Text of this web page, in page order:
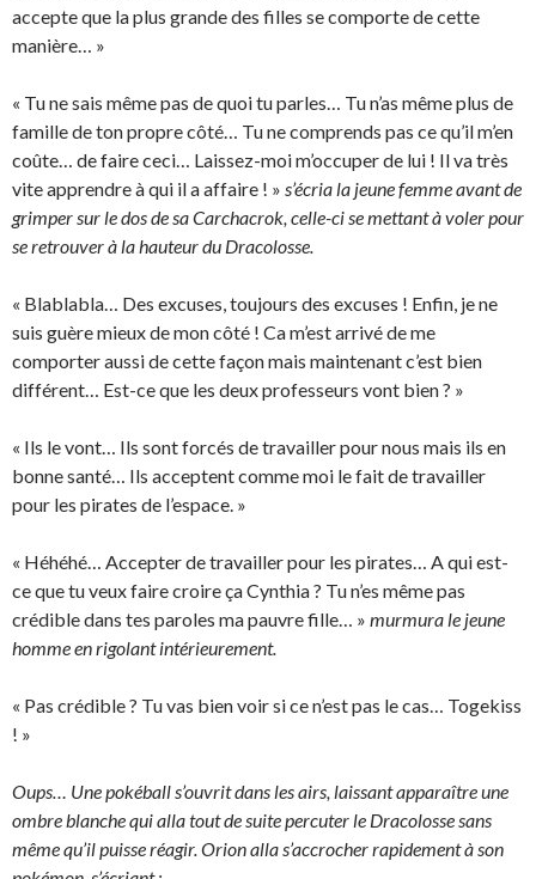
accepte que la plus grande des filles se comporte de cette
manière… »
« Tu ne sais même pas de quoi tu parles… Tu n’as même plus de
famille de ton propre côté… Tu ne comprends pas ce qu’il m’en
coûte… de faire ceci… Laissez-moi m’occuper de lui ! Il va très
vite apprendre à qui il a affaire ! » s’écria la jeune femme avant de
grimper sur le dos de sa Carchacrok, celle-ci se mettant à voler pour
se retrouver à la hauteur du Dracolosse.
« Blablabla… Des excuses, toujours des excuses ! Enfin, je ne
suis guère mieux de mon côté ! Ca m’est arrivé de me
comporter aussi de cette façon mais maintenant c’est bien
différent… Est-ce que les deux professeurs vont bien ? »
« Ils le vont… Ils sont forcés de travailler pour nous mais ils en
bonne santé… Ils acceptent comme moi le fait de travailler
pour les pirates de l’espace. »
« Héhéhé… Accepter de travailler pour les pirates… A qui est-
ce que tu veux faire croire ça Cynthia ? Tu n’es même pas
crédible dans tes paroles ma pauvre fille… » murmura le jeune
homme en rigolant intérieurement.
« Pas crédible ? Tu vas bien voir si ce n’est pas le cas… Togekiss
! »
Oups… Une pokéball s’ouvrit dans les airs, laissant apparaître une
ombre blanche qui alla tout de suite percuter le Dracolosse sans
même qu’il puisse réagir. Orion alla s’accrocher rapidement à son